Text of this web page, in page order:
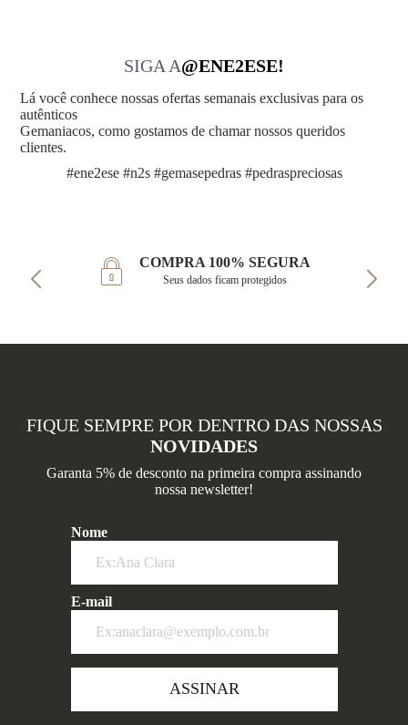
SIGA A@ENE2ESE!
Lá você conhece nossas ofertas semanais exclusivas para os
autênticos
Gemaniacos, como gostamos de chamar nossos queridos
clientes.
#ene2ese #n2s #gemasepedras #pedraspreciosas
COMPRA 100% SEGURA
Seus dados ficam protegidos
FIQUE SEMPRE POR DENTRO DAS NOSSAS
NOVIDADES
Garanta 5% de desconto na primeira compra assinando
nossa newsletter!
Nome
E-mail
ASSINAR